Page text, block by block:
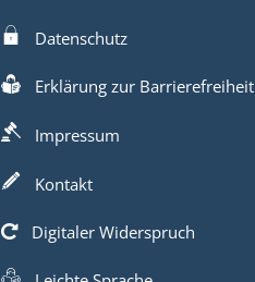
Datenschutz
Erklärung zur Barrierefreiheit
Impressum
Kontakt
Digitaler Widerspruch